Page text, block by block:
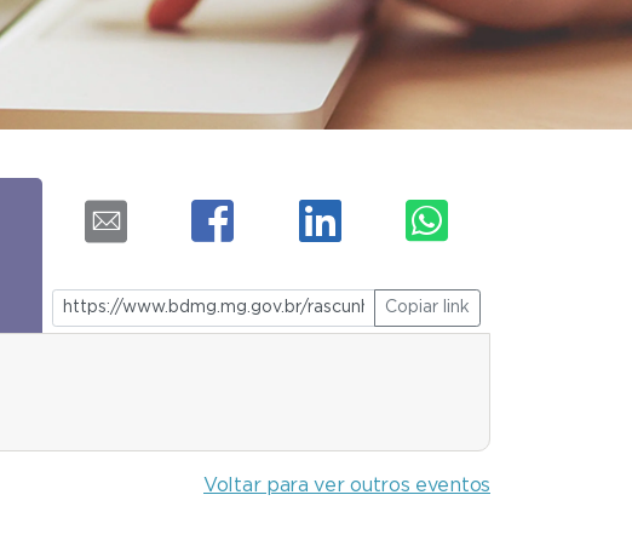
Copiar link
Voltar para ver outros eventos